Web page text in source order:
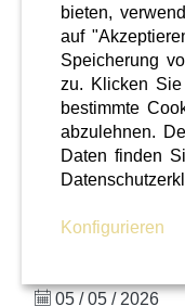
05 / 05 / 2026
bieten,
auf
Speicherung
zu. Klicken
bestimmte
abzulehnen.
Daten finden
Konfigurieren